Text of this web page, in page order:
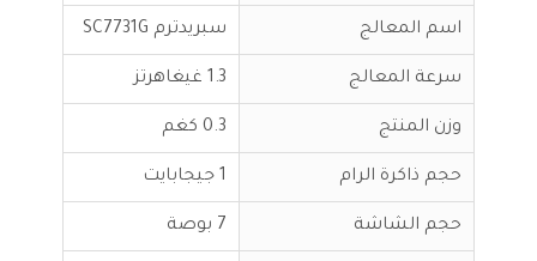
اسم المعالج سبريدترم SC7731G
سرعة المعالج 1.3 غيغاهرتز
وزن المنتج 0.3 كغم
حجم ذاكرة الرام 1 جيجابايت
حجم الشاشة 7 بوصة